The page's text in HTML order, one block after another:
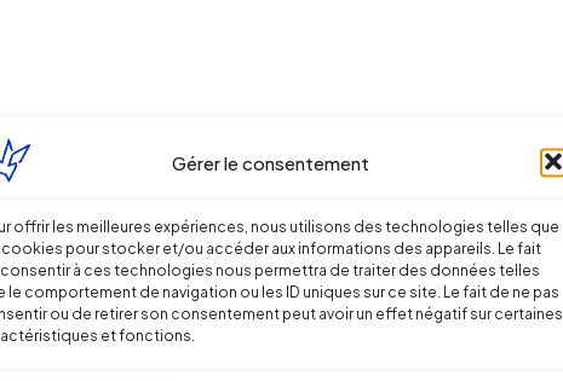
Gérer le consentement
offrir les meilleures expériences, nous utilisons des technologies telles que
cookies pour stocker et/ou accéder aux informations des appareils. Le fait
à ces technologies nous permettra de traiter des données telles
le comportement de navigation ou les ID uniques sur ce site. Le fait de ne pas
ou de retirer son consentement peut avoir un effet négatif sur certaines
et fonctions.